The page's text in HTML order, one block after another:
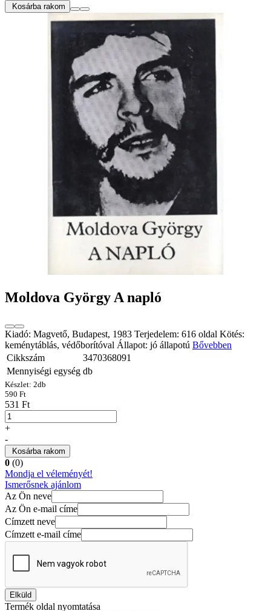
Kosárba rakom
Moldova György A napló
Kiadó: Magvető, Budapest, 1983 Terjedelem: 616 oldal Kötés:
keménytáblás, védőborítóval Állapot: jó állapotú Bővebben
Cikkszám
3470368091
Mennyiségi egység db
Készlet: 2db
590 Ft
531 Ft
+
-
Kosárba rakom
0 (0)
Mondja el véleményét!
Ismerősnek ajánlom
Az Ön neve
Az Ön e-mail címe
Címzett neve
Címzett e-mail címe
Elküld
Termék oldal nyomtatása